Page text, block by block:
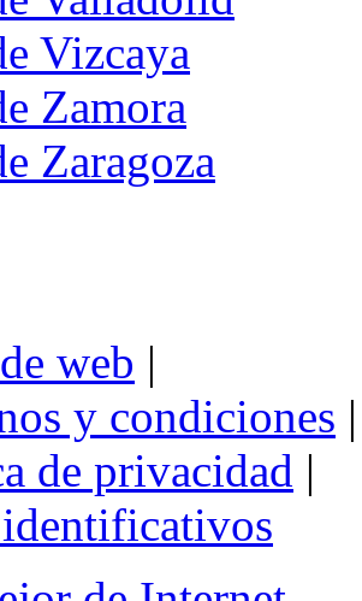
Vizcaya
Zamora
Zaragoza
web |
y condiciones |
de privacidad |